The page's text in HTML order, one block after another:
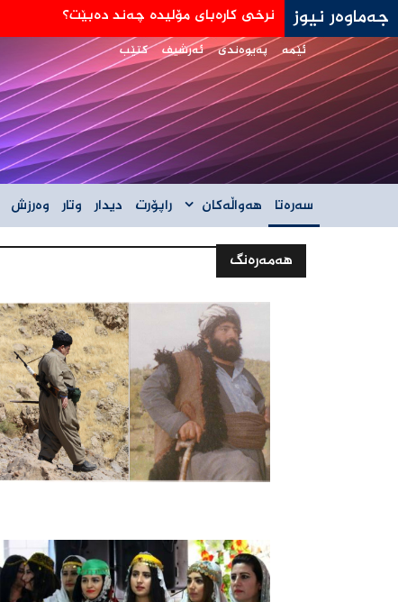
جەماوەر نیوز جه‌ی دی ڤانس: هێڵی سورمان له‌دانوستانه‌كان
ئێمە پەیوەندی ئەرشیف کتێب
سەرەتا هەواڵەکان راپۆرت دیدار وتار وەرزش
هەمەرەنگ